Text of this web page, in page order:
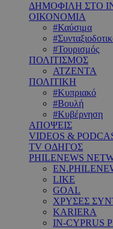
ΔΗΜΟΦΙΛΗ ΣΤΟ
ΟΙΚΟΝΟΜΙΑ
#Καύσιμα
#Τουρισμός
ΠΟΛΙΤΙΣΜΟΣ
ΑΤΖΕΝΤΑ
ΠΟΛΙΤΙΚΗ
#Κυπριακό
#Βουλή
#Κυβέρνηση
ΑΠΟΨΕΙΣ
VIDEOS &
TV ΟΔΗΓΟΣ
PHILENEWS
LIKE
GOAL
ΧΡΥΣΕΣ
KARIERA
IN-CYPRUS